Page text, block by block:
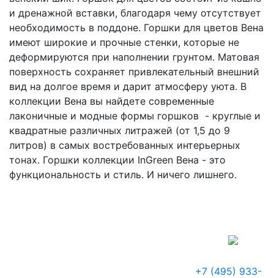
и дренажной вставки, благодаря чему отсутствует
необходимость в поддоне. Горшки для цветов Вена
имеют широкие и прочные стенки, которые не
деформируются при наполнении грунтом. Матовая
поверхность сохраняет привлекательный внешний
вид на долгое время и дарит атмосферу уюта. В
коллекции Вена вы найдете современные
лаконичные и модные формы горшков - круглые и
квадратные различных литражей (от 1,5 до 9
литров) в самых востребованных интерьерных
тонах. Горшки коллекции InGreen Вена - это
функциональность и стиль. И ничего лишнего.
+7 (495) 933-